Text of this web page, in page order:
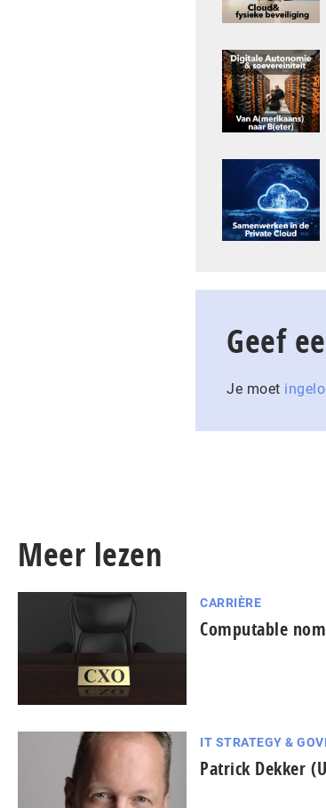
Geef
Je moet
Meer lezen
CARRIÈRE
Computable
IT STRATEGY &
Patrick Dekker